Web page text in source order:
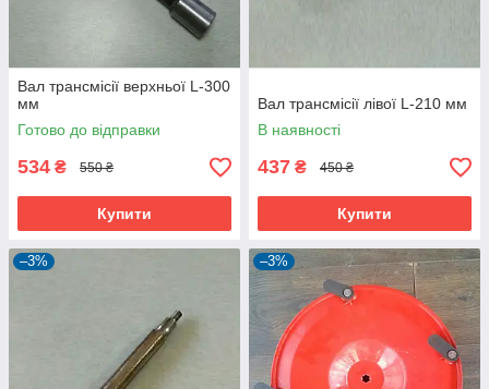
Вал трансмісії верхньої L-300
мм
Готово до відправки
534 ₴ 550 ₴
Купити
Вал трансмісії лівої L-210 мм
В наявності
437 ₴ 450 ₴
Купити
–3% –3%